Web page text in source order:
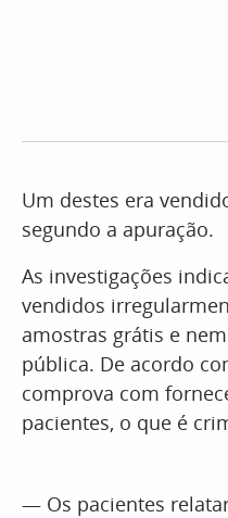
Um destes era
segundo a apuração.​
As investigações
vendidos
amostras grátis e
pública. De acordo
comprova com
pacientes, o que é
— Os pacientes